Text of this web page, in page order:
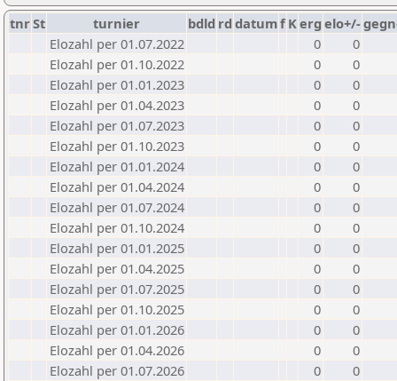
tnrSt turnier bdld rd datumf Kerg elo+/-
Elozahl per 01.07.2022
0
0
Elozahl per 01.10.2022
0
0
Elozahl per 01.01.2023
0
0
Elozahl per 01.04.2023
0
0
Elozahl per 01.07.2023
0
0
Elozahl per 01.10.2023
0
0
Elozahl per 01.01.2024
0
0
Elozahl per 01.04.2024
0
0
Elozahl per 01.07.2024
0
0
Elozahl per 01.10.2024
0
0
Elozahl per 01.01.2025
0
0
Elozahl per 01.04.2025
0
0
Elozahl per 01.07.2025
0
0
Elozahl per 01.10.2025
0
0
Elozahl per 01.01.2026
0
0
Elozahl per 01.04.2026
0
0
Elozahl per 01.07.2026
0
0